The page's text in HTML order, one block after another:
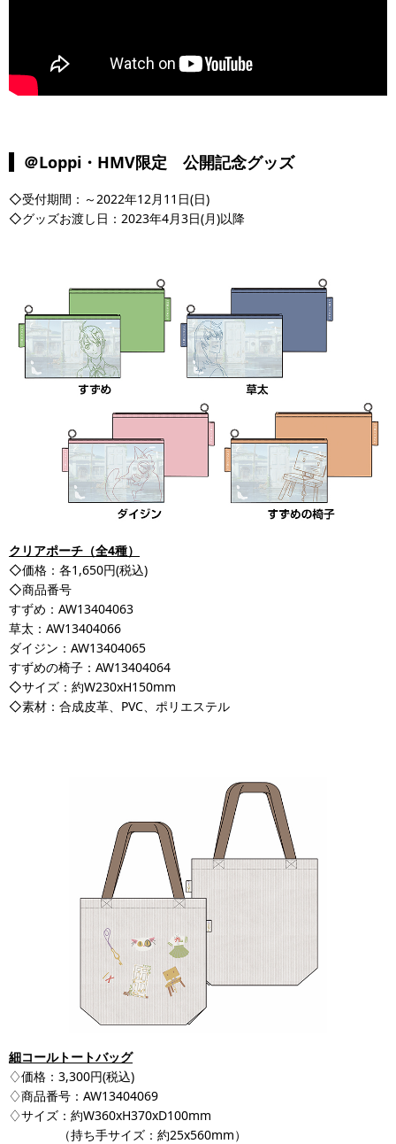
＠Loppi・HMV限定 公開記念グッズ
◇受付期間：～2022年12月11日(日)
◇グッズお渡し日：2023年4月3日(月)以降
クリアポーチ（全4種）
◇価格：各1,650円(税込)
◇商品番号
すずめ：AW13404063
草太：AW13404066
ダイジン：AW13404065
すずめの椅子：AW13404064
◇サイズ：約W230xH150mm
◇素材：合成皮革、PVC、ポリエステル
細コールトートバッグ
♢価格：3,300円(税込)
♢商品番号：AW13404069
♢サイズ：約W360xH370xD100mm
（持ち手サイズ：約25x560mm）